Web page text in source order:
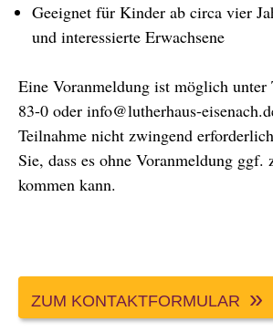
Geeignet für Kinder ab circa vier
und interessierte Erwachsene
Eine Voranmeldung ist möglich
83-0 oder info@lutherhaus-
Teilnahme nicht zwingend
Sie, dass es ohne Voranmeldung ggf.
kommen kann.
ZUM KONTAKTFORMULAR